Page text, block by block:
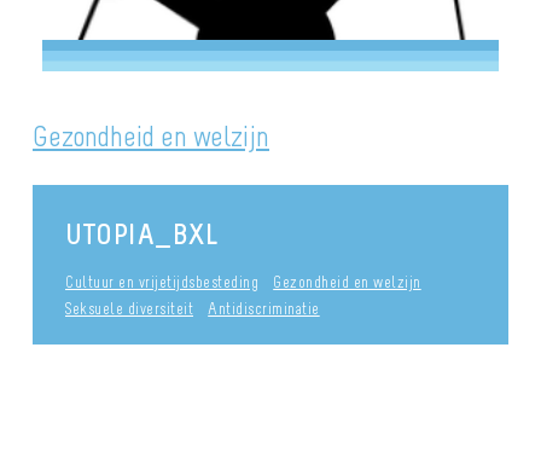
Gezondheid en welzijn
UTOPIA_BXL
Cultuur en vrijetijdsbesteding
Gezondheid en welzijn
Seksuele diversiteit
Antidiscriminatie